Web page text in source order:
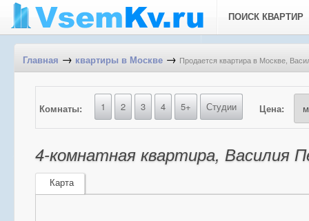
ПОИСК КВАРТИР
Главная → квартиры в Москве → Продается квартира в Москве,
Комнаты: 1 2 3 4 5+ Студии Цена:
4-комнатная квартира, Василия
Карта